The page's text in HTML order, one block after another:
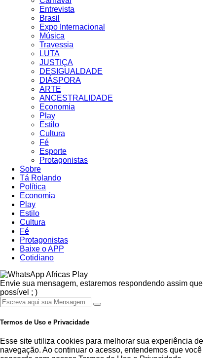
Entrevista
Brasil
Expo Internacional
Música
Travessia
LUTA
JUSTIÇA
DESIGUALDADE
DIÁSPORA
ARTE
ANCESTRALIDADE
Economia
Play
Estilo
Cultura
Fé
Esporte
Protagonistas
Sobre
Tá Rolando
Política
Economia
Play
Estilo
Cultura
Fé
Protagonistas
Baixe o APP
Cotidiano
Africas Play
Envie sua mensagem, estaremos respondendo assim que
possível ; )
Termos de Uso e Privacidade
Esse site utiliza cookies para melhorar sua experiência de
navegação. Ao continuar o acesso, entendemos que você